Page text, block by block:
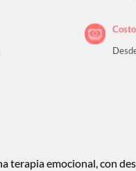
terapia emocional, con